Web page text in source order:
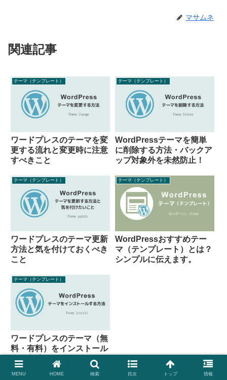
マサムネ
関連記事
テーマ（テンプレート）
ワードプレスのテーマを変
更する流れと変更時に注意
すべきこと
テーマ（テンプレート）
WordPressテーマを簡単
に削除する方法・バックア
ップ対象外を未然防止！
テーマ（テンプレート）
ワードプレスのテーマ更新
方法と気を付けておくべき
こと
テーマ（テンプレート）
WordPressおすすめテー
マ（テンプレート）とは？
シンプルに伝えます。
テーマ（テンプレート）
ワードプレスのテーマ（無
料・有料）をインストール
する方法
MENU HOME 検索 目次 トップ 情報